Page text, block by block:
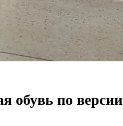
обувь по версии